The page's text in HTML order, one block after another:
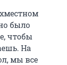
было
чтобы
На
мы все